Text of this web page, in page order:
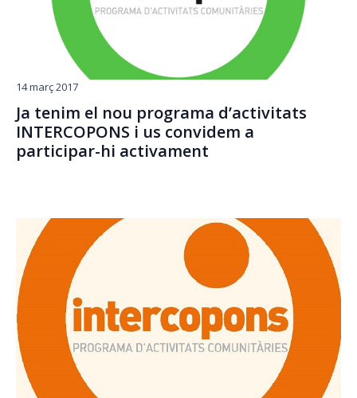
Ja tenim el nou programa d’activitats
INTERCOPONS i us convidem a
participar-hi activament
14 març 2017